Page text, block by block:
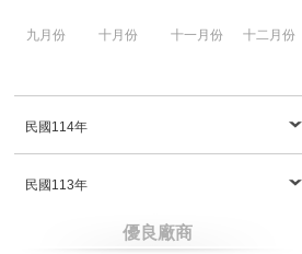
九月份 十月份 十一月份 十二月份
民國114年
民國113年
優良廠商